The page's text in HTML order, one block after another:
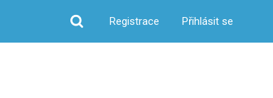
Hledat
Registrace Přihlásit se